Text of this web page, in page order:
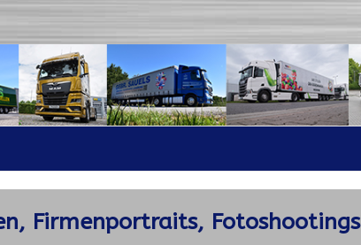
Firmenportraits, Fotoshootings